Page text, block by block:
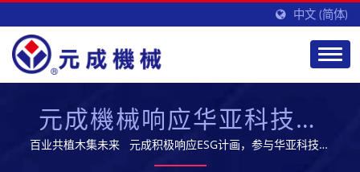
中文 (简体)
元成機械响应华亚科技园
区ESG活动
百业共植木集未来 元成积极响应ESG计画，参与华亚科技园
区与龟山区公所联合举办的「2025植树节庆祝活动」，由